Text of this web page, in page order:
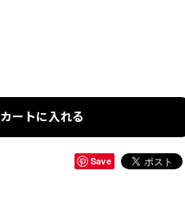
カートに入れる
Save